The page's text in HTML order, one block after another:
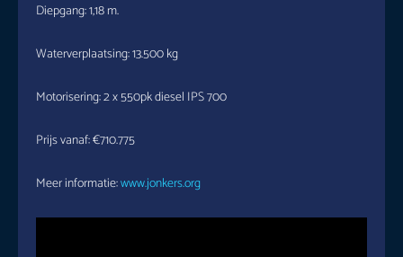
Diepgang: 1,18 m.
Waterverplaatsing: 13.500 kg
Motorisering: 2 x 550pk diesel IPS 700
Prijs vanaf: €710.775
Meer informatie:www.jonkers.org